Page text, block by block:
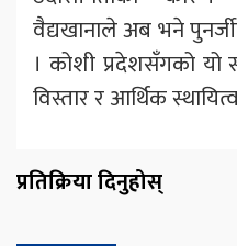
वैद्यखानाले अब भने
। कोशी प्रदेशसँगको यो
विस्तार र आर्थिक
प्रतिक्रिया दिनुहोस्